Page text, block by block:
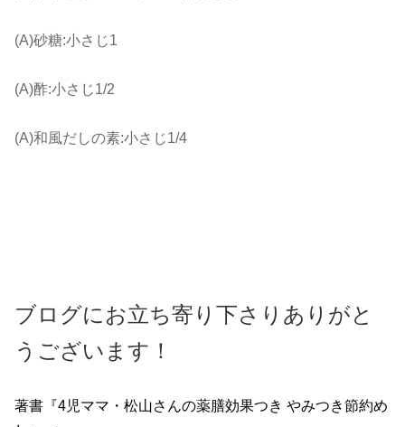
(A)砂糖:小さじ1
(A)酢:小さじ1/2
(A)和風だしの素:小さじ1/4
ブログにお立ち寄り下さりありがと
うございます！
著書『4児ママ・松山さんの薬膳効果つき やみつき節約め